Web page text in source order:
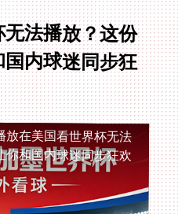
法播放？这份
内球迷同步狂
放在美国看世界杯无法
你和国内球迷同步狂欢